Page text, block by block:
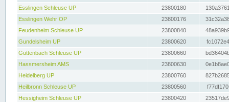
Esslingen Schleuse UP
23800180
Esslingen Wehr OP
23800176
Feudenheim Schleuse UP
23800840
Gundelsheim UP
23800620
Guttenbach Schleuse UP
23800660
Hassmersheim AMS
23800630
Heidelberg UP
23800760
Heilbronn Schleuse UP
23800560
Hessigheim Schleuse UP
23800420